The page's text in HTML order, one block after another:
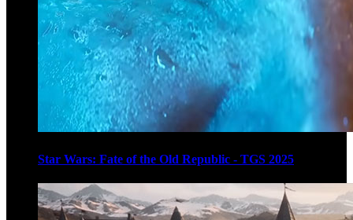
Star Wars: Fate of the Old Republic - TGS 2025